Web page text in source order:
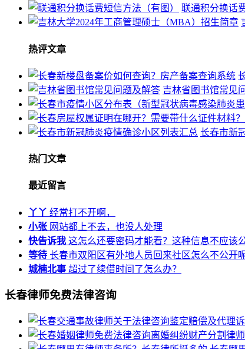
联通积分换话
热评文章
吉林省图书馆常见
长春市新
热门文章
最近留言
丫丫 经常打不开啊，
小张 网站都上不去，也没人处理
快告诉我 这怎么还要密码才能看？这种信息不应该
等待 长春市双阳区有外地人员回来社区怎么不公开
城楠北事 超过了续借时间了怎么办？
长春律师免费法律咨询